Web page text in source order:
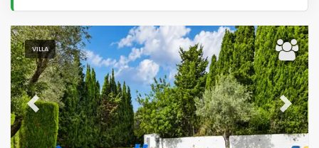
Vistas
Otros
VILLA
Previous Next